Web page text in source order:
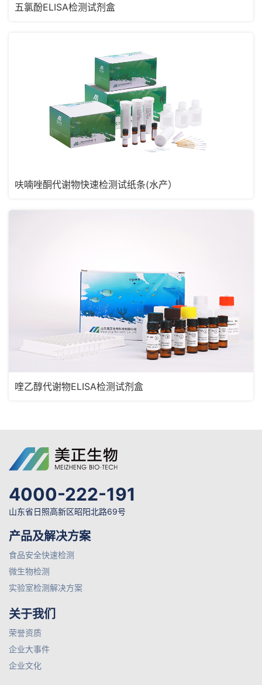
五氯酚ELISA检测试剂盒
呋喃唑酮代谢物快速检测试纸条(水产）
喹乙醇代谢物ELISA检测试剂盒
4000-222-191
山东省日照高新区昭阳北路69号
产品及解决方案
食品安全快速检测
微生物检测
实验室检测解决方案
关于我们
荣誉资质
企业大事件
企业文化